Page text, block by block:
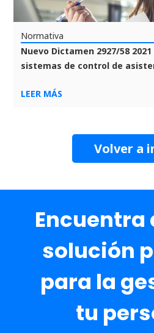
Normativa
Nuevo Dictamen 2927/58
sistemas de control de
LEER MÁS
Volver a
Encuentra
solución
para la
tu